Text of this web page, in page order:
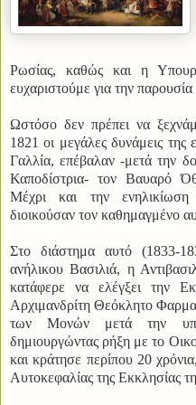
Ρωσίας, καθώς και η
ευχαριστούμε για την
Ωστόσο δεν πρέπει να
1821 οι μεγάλες δυνάμεις της
Γαλλία, επέβαλαν -μετά την
Καποδίστρια- τον Βαυαρό
Μέχρι και την
διοικούσαν τον καθημαγμένο
Στο διάστημα αυτό (1833-
ανήλικου Βασιλιά, η
κατάφερε να ελέγξει την
Αρχιμανδρίτη Θεόκλητο
των Μονών μετά την
δημιουργώντας ρήξη με το
και κράτησε περίπου 20
Αυτοκεφαλίας της Εκκλησίας